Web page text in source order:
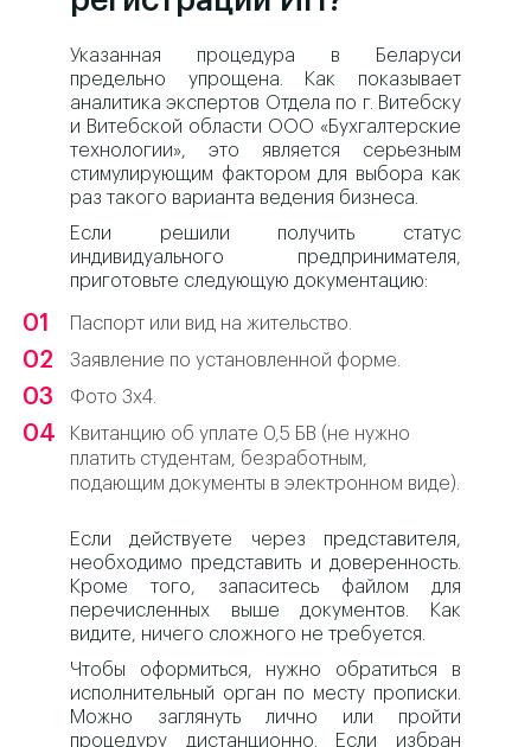
Указанная процедура в Беларуси
предельно упрощена. Как показывает
аналитика экспертов Отдела по г. Витебску
и Витебской области ООО «Бухгалтерские
технологии», это является серьезным
стимулирующим фактором для выбора как
раз такого варианта ведения бизнеса.
Если решили получить статус
индивидуального предпринимателя,
приготовьте следующую документацию:
Паспорт или вид на жительство.
Заявление по установленной форме.
Фото 3х4.
Квитанцию об уплате 0,5 БВ (не нужно
платить студентам, безработным,
подающим документы в электронном виде).
Если действуете через представителя,
необходимо представить и доверенность.
Кроме того, запаситесь файлом для
перечисленных выше документов. Как
видите, ничего сложного не требуется.
Чтобы оформиться, нужно обратиться в
исполнительный орган по месту прописки.
Можно заглянуть лично или пройти
процедуру дистанционно. Если избран